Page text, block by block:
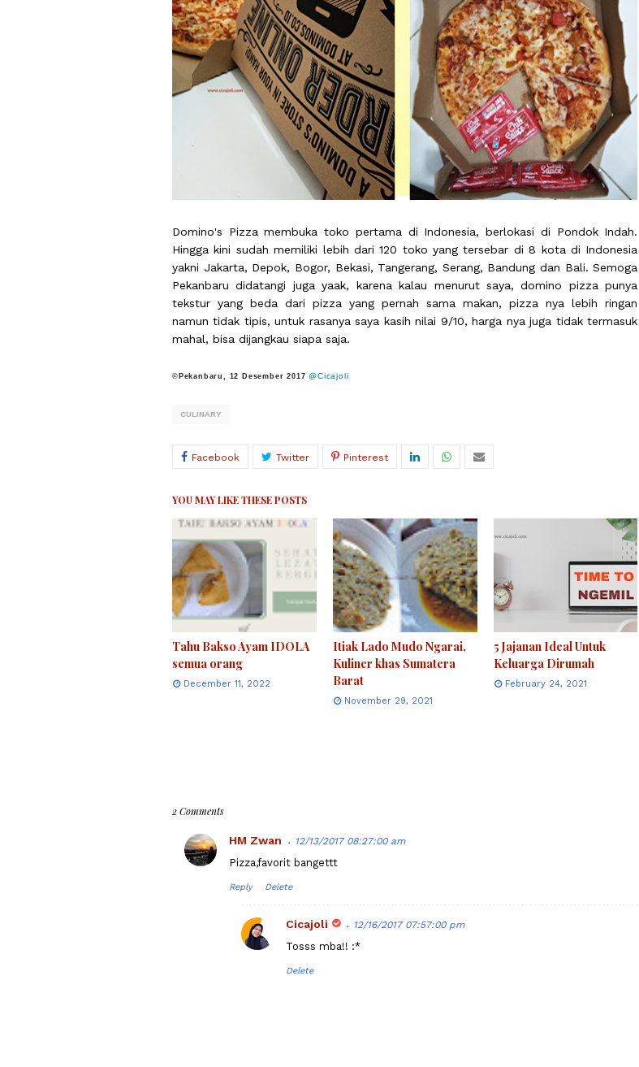
Domino's Pizza membuka toko pertama di Indonesia, berlokasi di Pondok Indah.
Hingga kini sudah memiliki lebih dari 120 toko yang tersebar di 8 kota di Indonesia
yakni Jakarta, Depok, Bogor, Bekasi, Tangerang, Serang, Bandung dan Bali. Semoga
Pekanbaru didatangi juga yaak, karena kalau menurut saya, domino pizza punya
tekstur yang beda dari pizza yang pernah sama makan, pizza nya lebih ringan
namun tidak tipis, untuk rasanya saya kasih nilai 9/10, harga nya juga tidak termasuk
mahal, bisa dijangkau siapa saja.
© Pekanbaru, 12 Desember 2017 @Cicajoli
CULINARY
YOU MAY LIKE THESE POSTS
Tahu Bakso Ayam IDOLA
semua orang
December 11, 2022
Itiak Lado Mudo Ngarai,
Kuliner khas Sumatera
Barat
November 29, 2021
5 Jajanan Ideal Untuk
Keluarga Dirumah
February 24, 2021
2 Comments
HM Zwan 12/13/2017 08:27:00 am
Pizza,favorit bangettt
Reply Delete
Cicajoli 12/16/2017 07:57:00 pm
Tosss mba!! :*
Delete